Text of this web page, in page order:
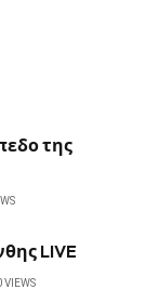
της
LIVE
VIEWS